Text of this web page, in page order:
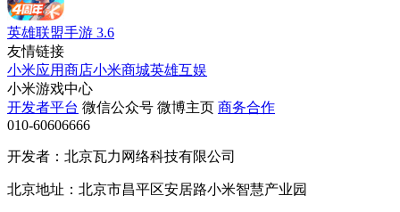
英雄联盟手游 3.6
友情链接
小米应用商店小米商城英雄互娱
小米游戏中心
开发者平台 微信公众号 微博主页 商务合作
010-60606666
开发者：北京瓦力网络科技有限公司
北京地址：北京市昌平区安居路小米智慧产业园